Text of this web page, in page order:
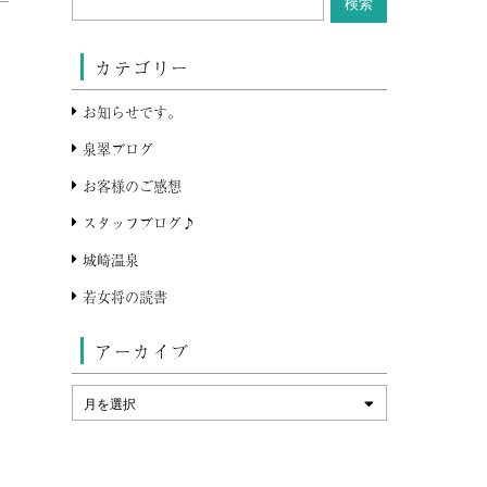
カテゴリー
お知らせです。
泉翠ブログ
お客様のご感想
スタッフブログ♪
城崎温泉
若女将の読書
アーカイブ